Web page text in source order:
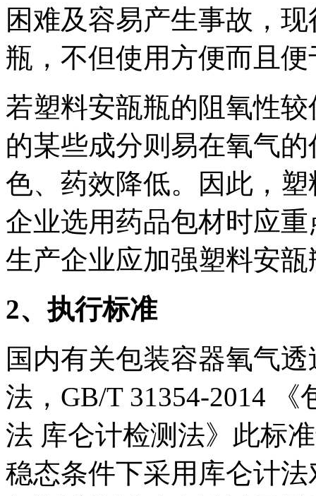
困难及容易产生事故，
瓶，不但使用方便而且
若塑料安瓿瓶的阻氧性
的某些成分则易在氧气
色、药效降低。因此，
企业选用药品包材时应
生产企业应加强塑料安
2、执行标准
国内有关包装容器氧气
法，GB/T 31354-2014
法 库仑计检测法》此标
稳态条件下采用库仑计